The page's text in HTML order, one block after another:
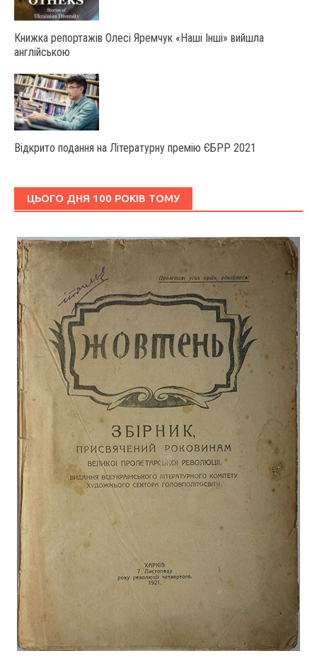
Книжка репортажів Олесі Яремчук «Наші Інші» вийшла
англійською
Відкрито подання на Літературну премію ЄБРР 2021
ЦЬОГО ДНЯ 100 РОКІВ ТОМУ